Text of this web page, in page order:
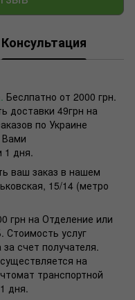
Консультация
. Беслпатно от 2000 грн.
доставки 49грн на
по Украине
Вами
1 дня.
ваш заказ в нашем
15/14 (метро
грн на Отделение или
Стоимость услуг
счет получателя.
на
транспортной
дня.